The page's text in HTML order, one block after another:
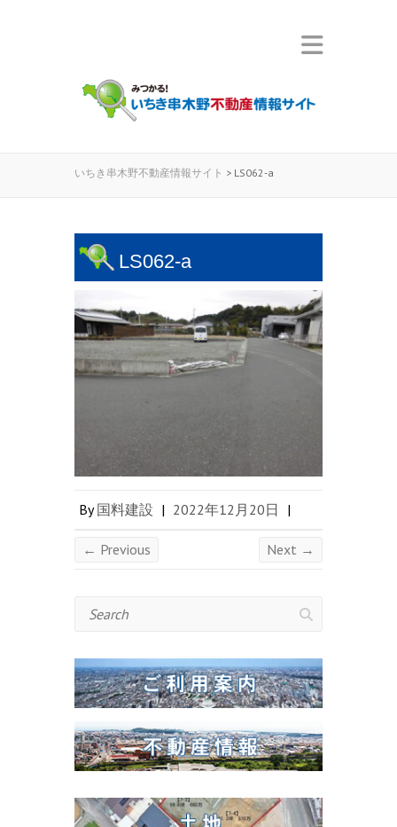
いちき串木野不動産情報サイト > LS062-a
LS062-a
By国料建設 | 2022年12月20日 |
← Previous Next →
Search